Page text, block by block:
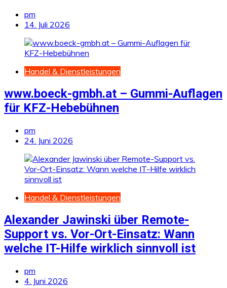
pm
14. Juli 2026
Handel & Dienstleistungen
www.boeck-gmbh.at – Gummi-Auflagen
für KFZ-Hebebühnen
pm
24. Juni 2026
Handel & Dienstleistungen
Alexander Jawinski über Remote-
Support vs. Vor-Ort-Einsatz: Wann
welche IT-Hilfe wirklich sinnvoll ist
pm
4. Juni 2026